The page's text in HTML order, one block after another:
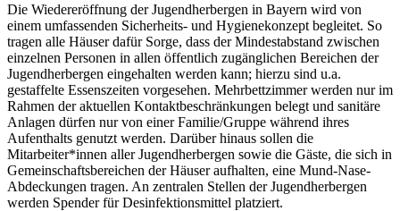
Die Wiedereröffnung der Jugendherbergen in Bayern wird von
einem umfassenden Sicherheits- und Hygienekonzept begleitet. So
tragen alle Häuser dafür Sorge, dass der Mindestabstand zwischen
einzelnen Personen in allen öffentlich zugänglichen Bereichen der
Jugendherbergen eingehalten werden kann; hierzu sind u.a.
gestaffelte Essenszeiten vorgesehen. Mehrbettzimmer werden nur im
Rahmen der aktuellen Kontaktbeschränkungen belegt und sanitäre
Anlagen dürfen nur von einer Familie/Gruppe während ihres
Aufenthalts genutzt werden. Darüber hinaus sollen die
Mitarbeiter*innen aller Jugendherbergen sowie die Gäste, die sich in
Gemeinschaftsbereichen der Häuser aufhalten, eine Mund-Nase-
Abdeckungen tragen. An zentralen Stellen der Jugendherbergen
werden Spender für Desinfektionsmittel platziert.